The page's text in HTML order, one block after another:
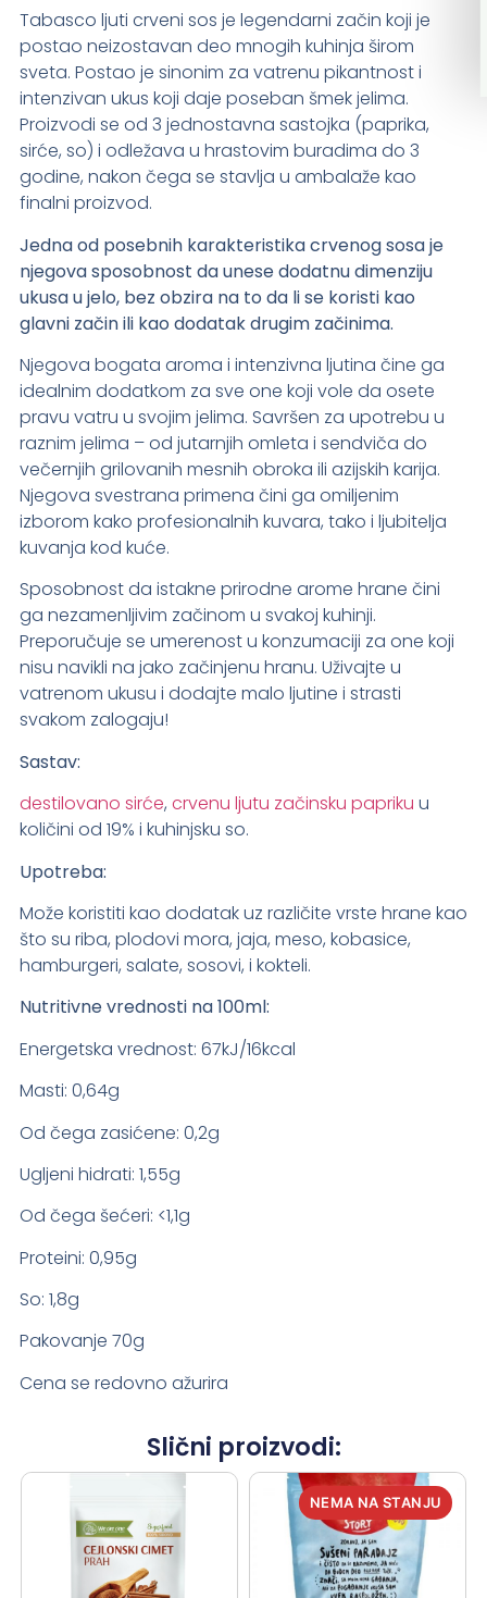
Tabasco ljuti crveni sos je legendarni začin koji je
postao neizostavan deo mnogih kuhinja širom
sveta. Postao je sinonim za vatrenu pikantnost i
intenzivan ukus koji daje poseban šmek jelima.
Proizvodi se od 3 jednostavna sastojka (paprika,
sirće, so) i odležava u hrastovim buradima do 3
godine, nakon čega se stavlja u ambalaže kao
finalni proizvod.
Jedna od posebnih karakteristika crvenog sosa je
njegova sposobnost da unese dodatnu dimenziju
ukusa u jelo, bez obzira na to da li se koristi kao
glavni začin ili kao dodatak drugim začinima.
Njegova bogata aroma i intenzivna ljutina čine ga
idealnim dodatkom za sve one koji vole da osete
pravu vatru u svojim jelima. Savršen za upotrebu u
raznim jelima – od jutarnjih omleta i sendviča do
večernjih grilovanih mesnih obroka ili azijskih karija.
Njegova svestrana primena čini ga omiljenim
izborom kako profesionalnih kuvara, tako i ljubitelja
kuvanja kod kuće.
Sposobnost da istakne prirodne arome hrane čini
ga nezamenljivim začinom u svakoj kuhinji.
Preporučuje se umerenost u konzumaciji za one koji
nisu navikli na jako začinjenu hranu. Uživajte u
vatrenom ukusu i dodajte malo ljutine i strasti
svakom zalogaju!
Sastav:
destilovano sirće, crvenu ljutu začinsku papriku u
količini od 19% i kuhinjsku so.
Upotreba:
Može koristiti kao dodatak uz različite vrste hrane kao
što su riba, plodovi mora, jaja, meso, kobasice,
hamburgeri, salate, sosovi, i kokteli.
Nutritivne vrednosti na 100ml:
Energetska vrednost: 67kJ/16kcal
Masti: 0,64g
Od čega zasićene: 0,2g
Ugljeni hidrati: 1,55g
Od čega šećeri: <1,1g
Proteini: 0,95g
So: 1,8g
Pakovanje 70g
Cena se redovno ažurira
Slični proizvodi: